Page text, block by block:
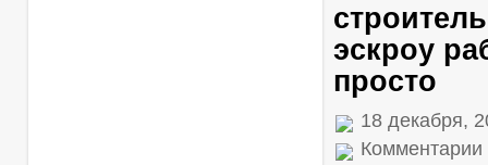
эскроу
просто
18 декабря,
Комментарии